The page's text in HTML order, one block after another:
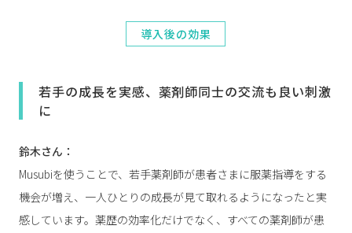
導入後の効果
若手の成長を実感、薬剤師同士の交流も良い刺激
に
鈴木さん：
Musubiを使うことで、若手薬剤師が患者さまに服薬指導をする
機会が増え、一人ひとりの成長が見て取れるようになったと実
感しています。薬歴の効率化だけでなく、すべての薬剤師が患